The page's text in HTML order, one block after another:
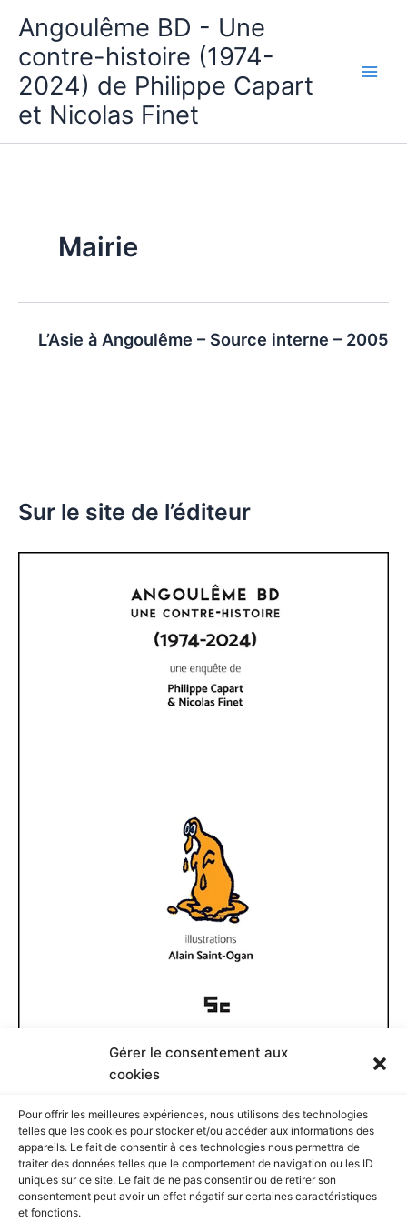
Gérer le consentement aux
cookies
Pour offrir les meilleures expériences, nous utilisons des technologies
telles que les cookies pour stocker et/ou accéder aux informations des
appareils. Le fait de consentir à ces technologies nous permettra de
traiter des données telles que le comportement de navigation ou les ID
uniques sur ce site. Le fait de ne pas consentir ou de retirer son
consentement peut avoir un effet négatif sur certaines caractéristiques
et fonctions.
contenu
Angoulême BD - Une
contre-histoire (1974-
2024) de Philippe Capart
et Nicolas Finet
Sur le site de l’éditeur
Documents disponibles
D
o
c
u
m
e
Rechercher
Mairie
L’Asie à Angoulême – Source interne – 2005